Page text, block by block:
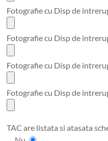
Fotografie cu Disp de
Fotografie cu Disp de
Fotografie cu Disp de
Fotografie cu Disp de
TAC are listata si atasata